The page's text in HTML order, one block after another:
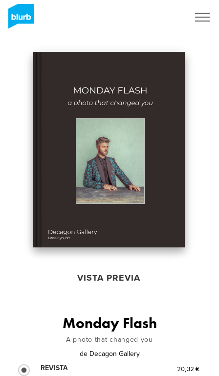
VISTA PREVIA
Monday Flash
A photo that changed you
de Decagon Gallery
REVISTA
20,32 €